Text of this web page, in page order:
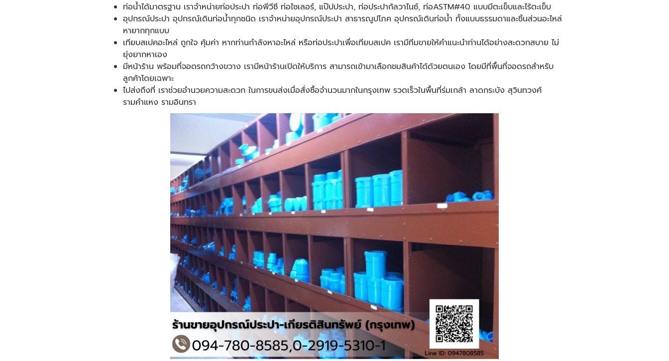
ท่อน้ำได้มาตรฐาน เราจำหน่ายท่อประปา ท่อพีวีซี ท่อไซเลอร์, แป๊ปประปา, ท่อประปากัลวาไนซ์, ท่อASTM#40 แบบมีตะเข็บและไร้ตะเข็บ
อุปกรณ์ประปา อุปกรณ์เดินท่อน้ำทุกชนิด เราจำหน่ายอุปกรณ์ประปา สาธารณูปโภค อุปกรณ์เดินท่อน้ำ ทั้งแบบธรรมดาและชิ้นส่วนอะไหล่
หายากทุกแบบ
เทียบสเปคอะไหล่ ถูกใจ คุ้มค่า หากท่านกำลังหาอะไหล่ หรือท่อประปาเพื่อเทียบสเปค เรามีทีมขายให้คำแนะนำท่านได้อย่างสะดวกสบาย ไม่
ยุ่งยากหาเอง
มีหน้าร้าน พร้อมที่จอดรถกว้างขวาง เรามีหน้าร้านเปิดให้บริการ สามารถเข้ามาเลือกชมสินค้าได้ด้วยตนเอง โดยมีที่พื้นที่จอดรถสำหรับ
ลูกค้าโดยเฉพาะ
ไปส่งถึงที่ เราช่วยอำนวยความสะดวก ในการขนส่งเมื่อสั่งซื้อจำนวนมากในกรุงเทพ รวดเร็วในพื้นที่ร่มเกล้า ลาดกระบัง สุวินทวงศ์
รามคำแหง รามอินทรา